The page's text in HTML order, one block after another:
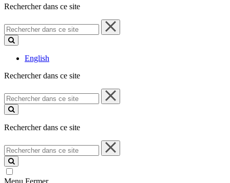
Rechercher dans ce site
Rechercher
dans
ce
English
Rechercher dans ce site
Rechercher
dans
ce
Rechercher dans ce site
Rechercher
dans
ce
site
Menu Fermer